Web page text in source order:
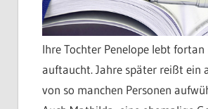
Ihre Tochter Penelope lebt
auftaucht. Jahre später reißt ein
von so manchen Personen